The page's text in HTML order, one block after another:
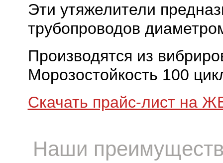
Эти утяжелители
трубопроводов
Производятся из
Морозостойкость 100
Скачать прайс-лист на
Наши